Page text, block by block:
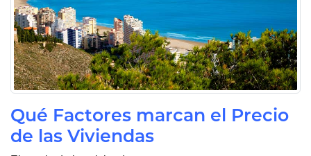
Qué Factores marcan el Precio
de las Viviendas